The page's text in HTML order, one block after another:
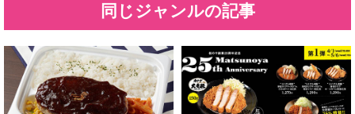
同じジャンルの記事